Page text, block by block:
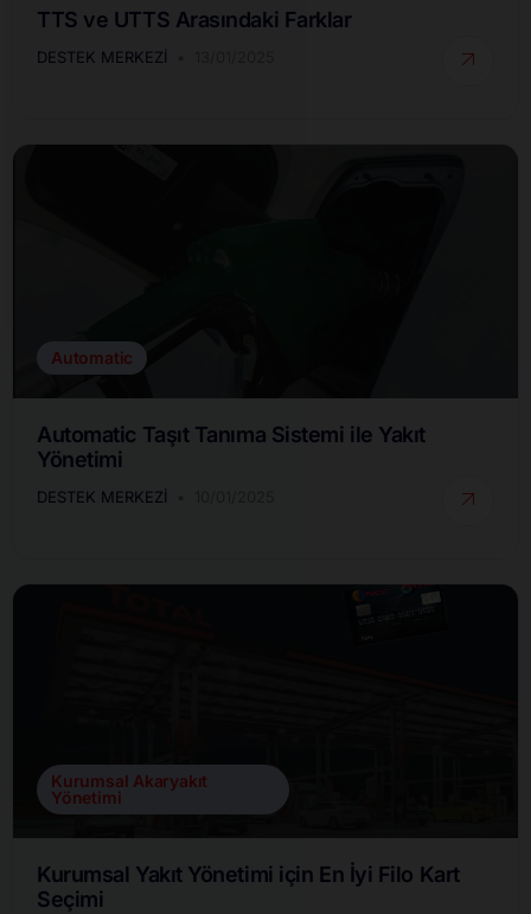
TTS ve UTTS Arasındaki Farklar
DESTEK MERKEZI
Automatic
Automatic Taşıt Tanıma Sistemi ile Yakıt
Yönetimi
DESTEK MERKEZI
Kurumsal Akaryakıt
Yönetimi
Kurumsal Yakıt Yönetimi için En İyi Filo Kart
Seçimi